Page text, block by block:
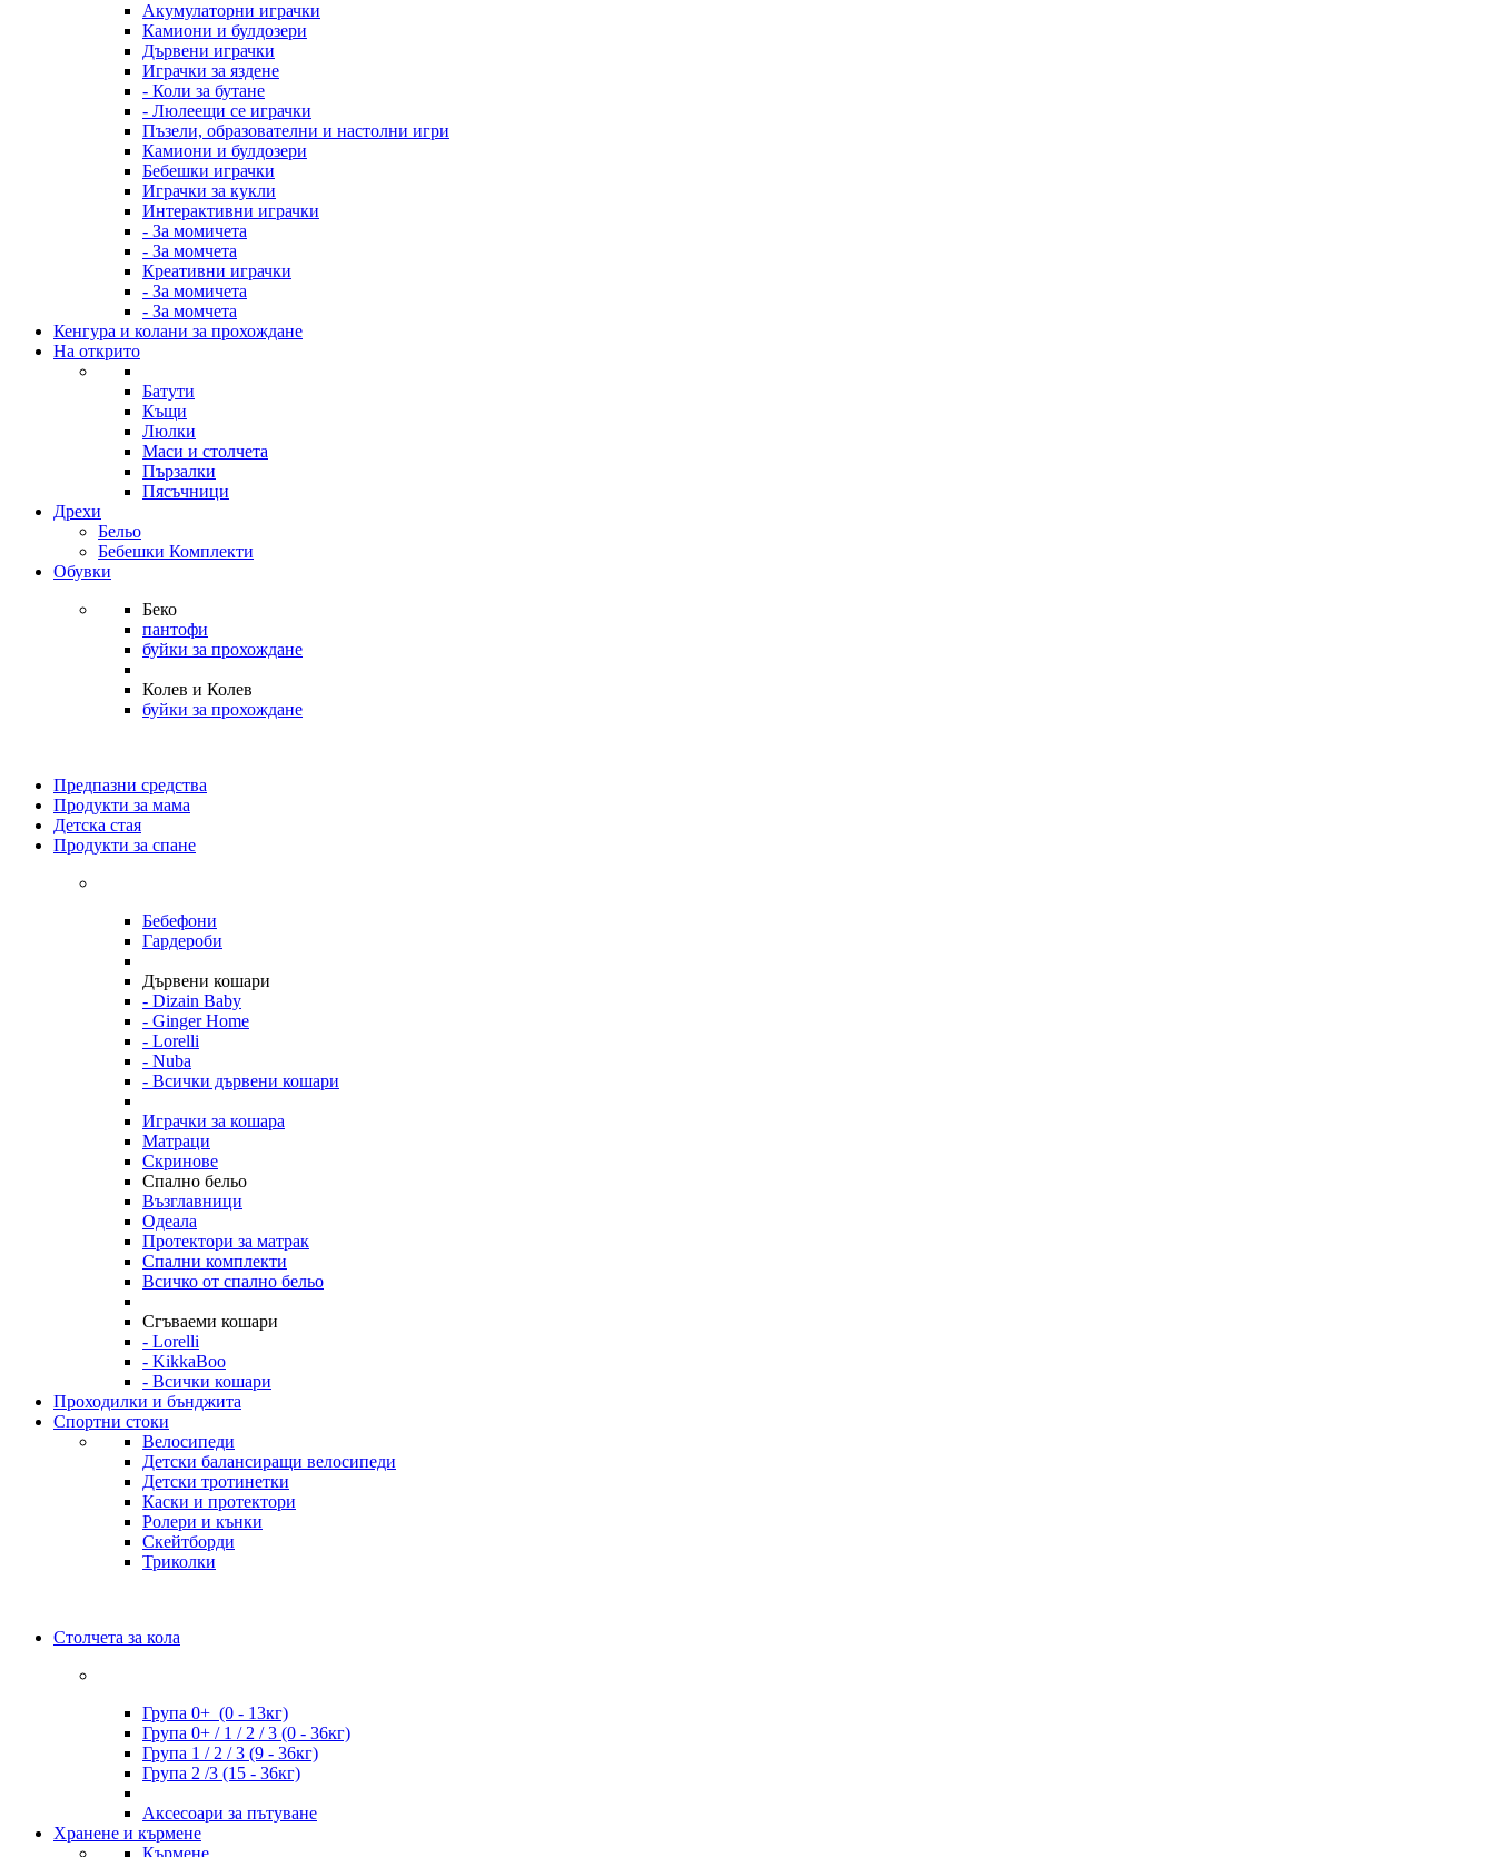
Акумулаторни играчки
Камиони и булдозери
Дървени играчки
Играчки за яздене
- Коли за бутане
- Люлеещи се играчки
Пъзели, образователни и настолни игри
Камиони и булдозери
Бебешки играчки
Играчки за кукли
Интерактивни играчки
- За момичета
- За момчета
Креативни играчки
- За момичета
- За момчета
Кенгура и колани за прохождане
На открито
Батути
Къщи
Люлки
Маси и столчета
Пързалки
Пясъчници
Дрехи
Бельо
Бебешки Комплекти
Обувки
Беко
пантофи
буйки за прохождане
Колев и Колев
буйки за прохождане
Предпазни средства
Продукти за мама
Детска стая
Продукти за спане
Бебефони
Гардероби
Дървени кошари
- Dizain Baby
- Ginger Home
- Lorelli
- Nuba
- Всички дървени кошари
Играчки за кошара
Матраци
Скринове
Спално бельо
Възглавници
Одеала
Протектори за матрак
Спални комплекти
Всичко от спално бельо
Сгъваеми кошари
- Lorelli
- KikkaBoo
- Всички кошари
Проходилки и бънджита
Спортни стоки
Велосипеди
Детски балансиращи велосипеди
Детски тротинетки
Каски и протектори
Ролери и кънки
Скейтборди
Триколки
Столчета за кола
Група 0+ (0 - 13кг)
Група 0+ / 1 / 2 / 3 (0 - 36кг)
Група 1 / 2 / 3 (9 - 36кг)
Група 2 /3 (15 - 36кг)
Аксесоари за пътуване
Хранене и кърмене
Кърмене